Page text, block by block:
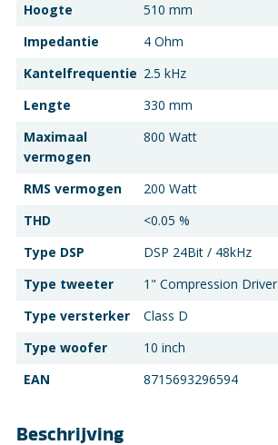
Hoogte
510 mm
Impedantie
4 Ohm
Kantelfrequentie 2.5 kHz
Lengte
330 mm
Maximaal
vermogen
800 Watt
RMS vermogen
200 Watt
THD
<0.05 %
Type DSP
DSP 24Bit / 48kHz
Type tweeter
1" Compression Driver
Type versterker
Class D
Type woofer
10 inch
EAN
8715693296594
Beschrijving